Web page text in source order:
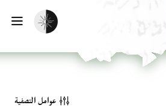
تفعيل الوضع المظلم
عوامل التصفية